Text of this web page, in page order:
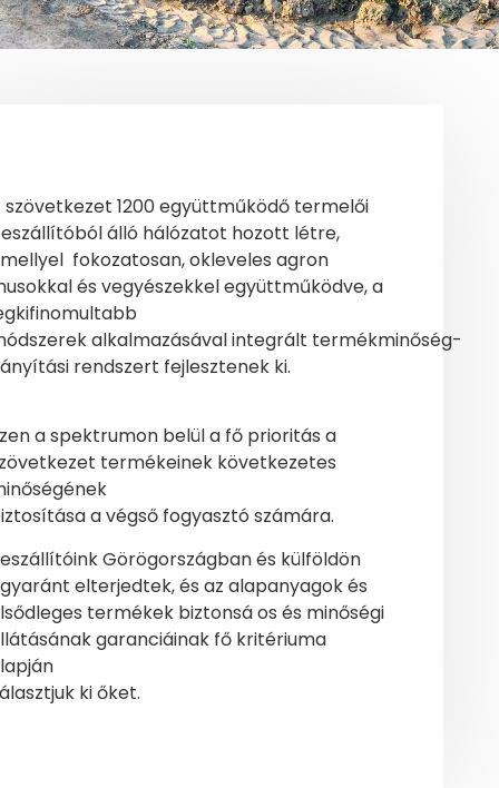
szövetkezet 1200 együttműködő termelői
álló hálózatot hozott létre,
fokozatosan, okleveles agron
és vegyészekkel együttműködve, a
alkalmazásával integrált termékminőség-
rendszert fejlesztenek ki.
a spektrumon belül a fő prioritás a
termékeinek következetes
a végső fogyasztó számára.
Görögországban és külföldön
elterjedtek, és az alapanyagok és
termékek biztonsá os és minőségi
garanciáinak fő kritériuma
ki őket.